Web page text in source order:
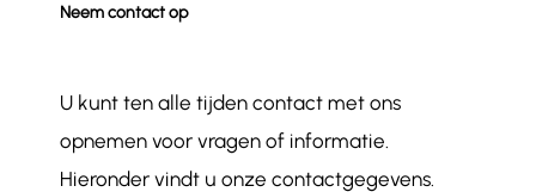
Neem contact op
U kunt ten alle tijden contact met ons
opnemen voor vragen of informatie.
Hieronder vindt u onze contactgegevens.